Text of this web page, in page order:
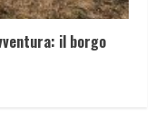
il borgo